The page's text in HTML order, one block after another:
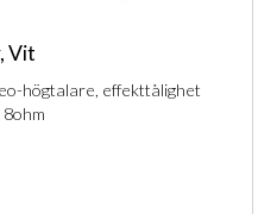
Vit
högtalare, effekttålighet